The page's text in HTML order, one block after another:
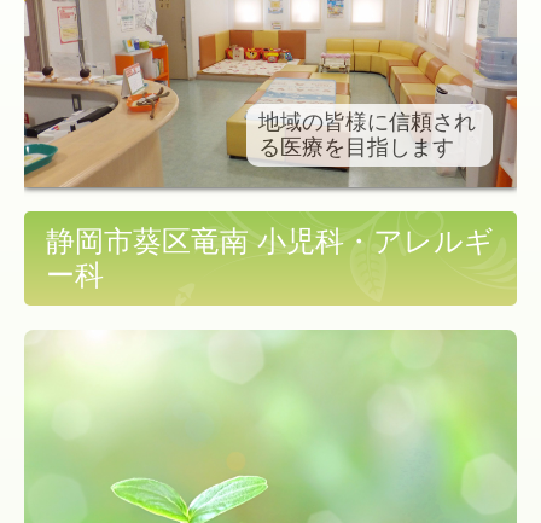
地域の皆様に信頼され
る医療を目指します
静岡市葵区竜南 小児科・アレルギ
ー科